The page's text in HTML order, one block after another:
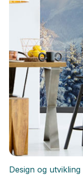
Design og utvikling